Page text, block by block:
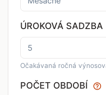
ÚROKOVÁ SADZBA
Očakávaná ročná
POČET OBDOBÍ